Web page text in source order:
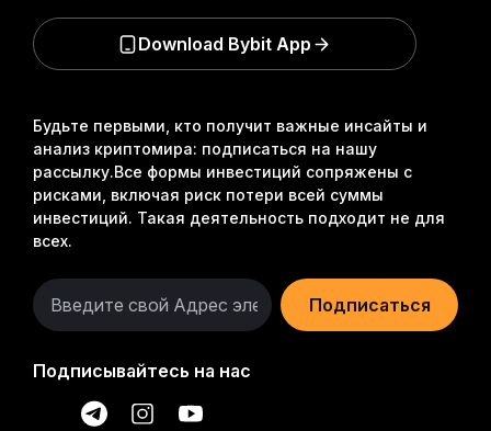
Будьте первыми, кто получит важные инсайты и
анализ криптомира: подписаться на нашу
рассылку.Все формы инвестиций сопряжены с
рисками, включая риск потери всей суммы
инвестиций. Такая деятельность подходит не для
всех.
Подписаться
Подписывайтесь на нас
Download Bybit App